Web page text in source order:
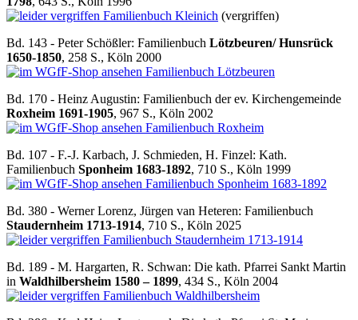
Familienbuch Kleinich (vergriffen)
Bd. 143 - Peter Schößler: Familienbuch Lötzbeuren/ Hunsrück
1650-1850, 258 S., Köln 2000
Familienbuch Lötzbeuren
Bd. 170 - Heinz Augustin: Familienbuch der ev. Kirchengemeinde
Roxheim 1691-1905, 967 S., Köln 2002
Familienbuch Roxheim
Bd. 107 - F.-J. Karbach, J. Schmieden, H. Finzel: Kath.
Familienbuch Sponheim 1683-1892, 710 S., Köln 1999
Familienbuch Sponheim 1683-1892
Bd. 380 - Werner Lorenz, Jürgen van Heteren: Familienbuch
Staudernheim 1713-1914, 710 S., Köln 2025
Familienbuch Staudernheim 1713-1914
Bd. 189 - M. Hargarten, R. Schwan: Die kath. Pfarrei Sankt Martin
in Waldhilbersheim 1580 – 1899, 434 S., Köln 2004
Familienbuch Waldhilbersheim